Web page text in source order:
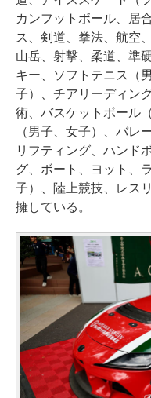
カンフットボール、居
ス、剣道、拳法、航空
山岳、射撃、柔道、準
キー、ソフトテニス（
子）、チアリーディン
術、バスケットボール
（男子、女子）、バレ
リフティング、ハンド
グ、ボート、ヨット、
子）、陸上競技、レス
擁している。